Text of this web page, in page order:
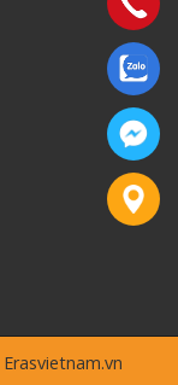
Erasvietnam.vn